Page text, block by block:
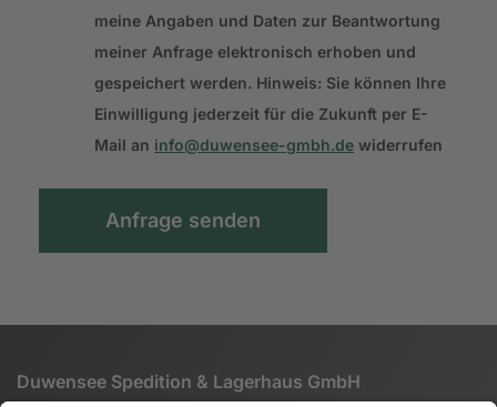
meine Angaben und Daten zur Beantwortung
meiner Anfrage elektronisch erhoben und
gespeichert werden. Hinweis: Sie können Ihre
Einwilligung jederzeit für die Zukunft per E-
Mail an info@duwensee-gmbh.de widerrufen
Anfrage senden
Duwensee Spedition & Lagerhaus GmbH